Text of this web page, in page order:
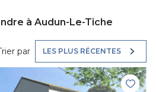
à Audun-Le-Tiche
par LES PLUS RÉCENTES